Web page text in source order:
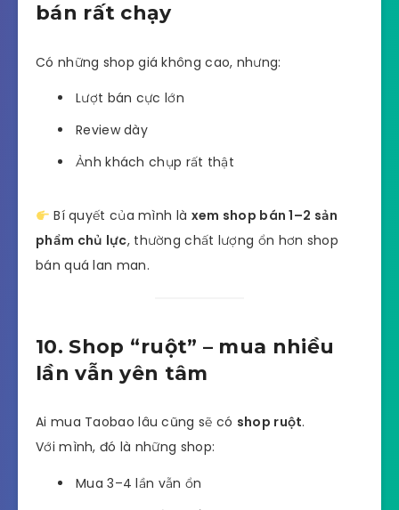
bán rất chạy
Có những shop giá không cao, nhưng:
Lượt bán cực lớn
Review dày
Ảnh khách chụp rất thật
Bí quyết của mình là xem shop bán 1–2 sản
phẩm chủ lực, thường chất lượng ổn hơn shop
bán quá lan man.
10. Shop “ruột” – mua nhiều
lần vẫn yên tâm
Ai mua Taobao lâu cũng sẽ có shop ruột.
Với mình, đó là những shop:
Mua 3–4 lần vẫn ổn